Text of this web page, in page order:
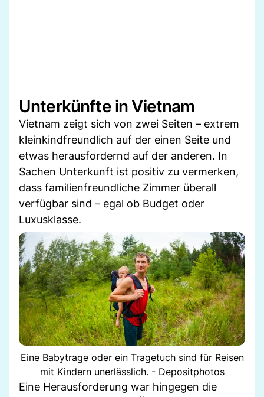
Unterkünfte in Vietnam
Vietnam zeigt sich von zwei Seiten – extrem
kleinkindfreundlich auf der einen Seite und
etwas herausfordernd auf der anderen. In
Sachen Unterkunft ist positiv zu vermerken,
dass familienfreundliche Zimmer überall
verfügbar sind – egal ob Budget oder
Luxusklasse.
Eine Babytrage oder ein Tragetuch sind für Reisen
mit Kindern unerlässlich. - Depositphotos
Eine Herausforderung war hingegen die